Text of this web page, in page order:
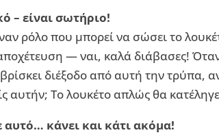
– είναι σωτήριο!
ρόλο που μπορεί να σώσει το
— ναι, καλά διάβασες!
διέξοδο από αυτή την τρύπα,
αυτήν; Το λουκέτο απλώς θα
κάνει και κάτι ακόμα!